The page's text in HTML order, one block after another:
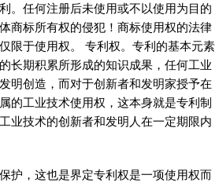
。任何注册后未使用或不以使用为目的
商标所有权的侵犯！商标使用权的法律
限于使用权。 专利权。专利的基本元素
长期积累所形成的知识成果，任何工业
明创造，而对于创新者和发明家授予在
的工业技术使用权，这本身就是专利制
业技术的创新者和发明人在一定期限内
护，这也是界定专利权是一项使用权而